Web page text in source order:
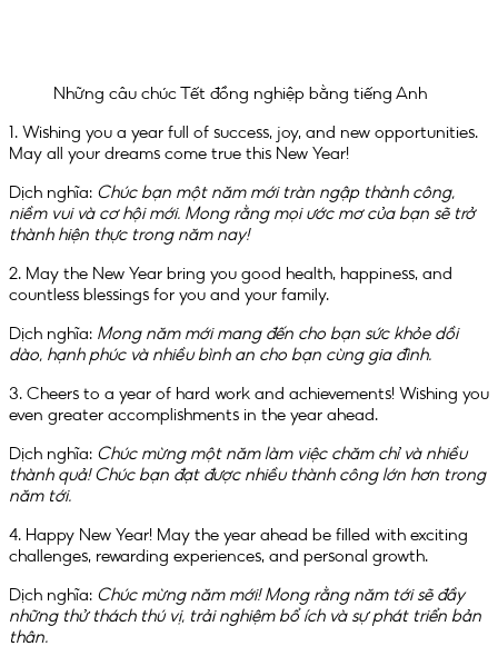
Những câu chúc Tết đồng nghiệp bằng tiếng Anh
1. Wishing you a year full of success, joy, and new opportunities.
May all your dreams come true this New Year!
Dịch nghĩa: Chúc bạn một năm mới tràn ngập thành công,
niềm vui và cơ hội mới. Mong rằng mọi ước mơ của bạn sẽ trở
thành hiện thực trong năm nay!
2. May the New Year bring you good health, happiness, and
countless blessings for you and your family.
Dịch nghĩa: Mong năm mới mang đến cho bạn sức khỏe dồi
dào, hạnh phúc và nhiều bình an cho bạn cùng gia đình.
3. Cheers to a year of hard work and achievements! Wishing you
even greater accomplishments in the year ahead.
Dịch nghĩa: Chúc mừng một năm làm việc chăm chỉ và nhiều
thành quả! Chúc bạn đạt được nhiều thành công lớn hơn trong
năm tới.
4. Happy New Year! May the year ahead be filled with exciting
challenges, rewarding experiences, and personal growth.
Dịch nghĩa: Chúc mừng năm mới! Mong rằng năm tới sẽ đầy
những thử thách thú vị, trải nghiệm bổ ích và sự phát triển bản
thân.